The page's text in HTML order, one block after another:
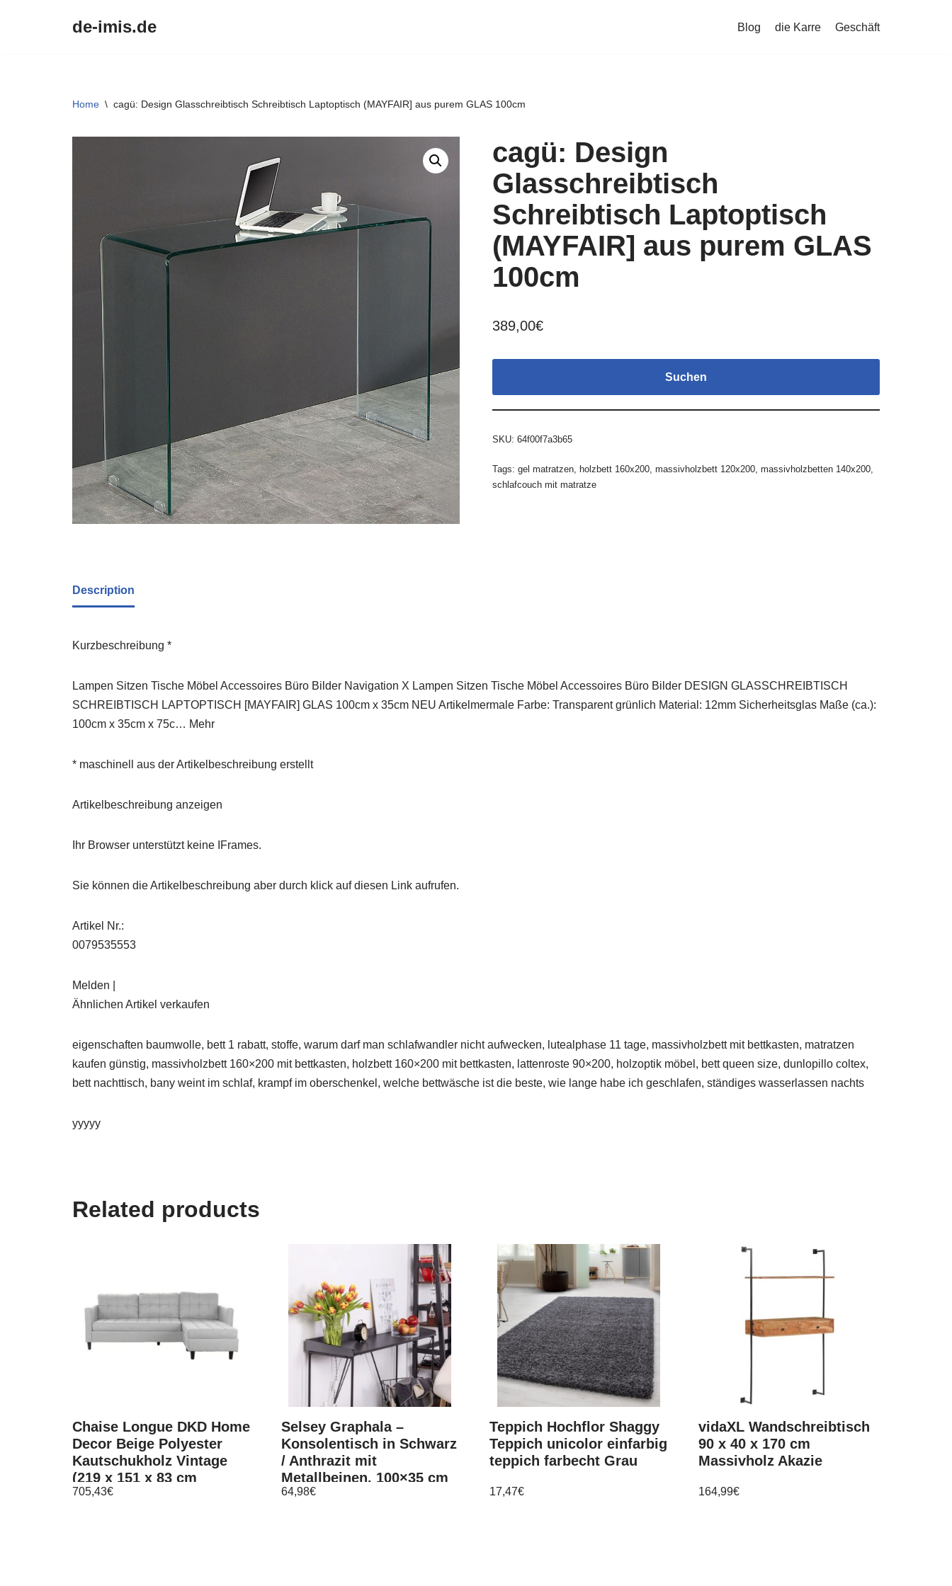
de-imis.de Blog die Karre Geschäft
Home \ cagü: Design Glasschreibtisch Schreibtisch Laptoptisch (MAYFAIR] aus purem GLAS 100cm
cagü: Design
Glasschreibtisch
Schreibtisch Laptoptisch
(MAYFAIR] aus purem GLAS
100cm
389,00€
Suchen
SKU: 64f00f7a3b65
Tags: gel matratzen, holzbett 160x200, massivholzbett 120x200, massivholzbetten 140x200,
schlafcouch mit matratze
Description
Kurzbeschreibung *
Lampen Sitzen Tische Möbel Accessoires Büro Bilder Navigation X Lampen Sitzen Tische Möbel Accessoires Büro Bilder DESIGN GLASSCHREIBTISCH
SCHREIBTISCH LAPTOPTISCH [MAYFAIR] GLAS 100cm x 35cm NEU Artikelmermale Farbe: Transparent grünlich Material: 12mm Sicherheitsglas Maße (ca.):
100cm x 35cm x 75c… Mehr
* maschinell aus der Artikelbeschreibung erstellt
Artikelbeschreibung anzeigen
Ihr Browser unterstützt keine IFrames.
Sie können die Artikelbeschreibung aber durch klick auf diesen Link aufrufen.
Artikel Nr.:
0079535553
Melden |
Ähnlichen Artikel verkaufen
eigenschaften baumwolle, bett 1 rabatt, stoffe, warum darf man schlafwandler nicht aufwecken, lutealphase 11 tage, massivholzbett mit bettkasten, matratzen
kaufen günstig, massivholzbett 160×200 mit bettkasten, holzbett 160×200 mit bettkasten, lattenroste 90×200, holzoptik möbel, bett queen size, dunlopillo coltex,
bett nachttisch, bany weint im schlaf, krampf im oberschenkel, welche bettwäsche ist die beste, wie lange habe ich geschlafen, ständiges wasserlassen nachts
yyyyy
Related products
Chaise Longue DKD Home
Decor Beige Polyester
Kautschukholz Vintage
(219 x 151 x 83 cm
705,43€
Selsey Graphala –
Konsolentisch in Schwarz
/ Anthrazit mit
Metallbeinen, 100×35 cm
64,98€
Teppich Hochflor Shaggy
Teppich unicolor einfarbig
teppich farbecht Grau
17,47€
vidaXL Wandschreibtisch
90 x 40 x 170 cm
Massivholz Akazie
164,99€